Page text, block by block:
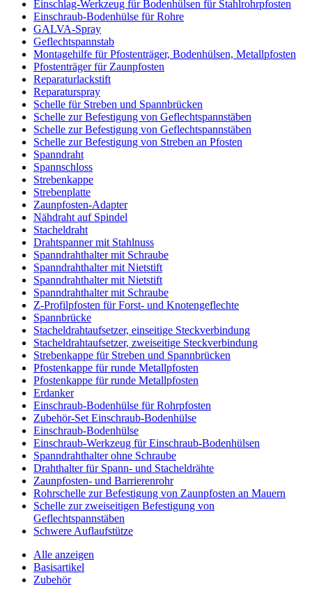
Einschlag-Werkzeug für Bodenhülsen für Stahlrohrpfosten
Einschraub-Bodenhülse für Rohre
GALVA-Spray
Geflechtspannstab
Montagehilfe für Pfostenträger, Bodenhülsen, Metallpfosten
Pfostenträger für Zaunpfosten
Reparaturlackstift
Reparaturspray
Schelle für Streben und Spannbrücken
Schelle zur Befestigung von Geflechtspannstäben
Schelle zur Befestigung von Geflechtspannstäben
Schelle zur Befestigung von Streben an Pfosten
Spanndraht
Spannschloss
Strebenkappe
Strebenplatte
Zaunpfosten-Adapter
Nähdraht auf Spindel
Stacheldraht
Drahtspanner mit Stahlnuss
Spanndrahthalter mit Schraube
Spanndrahthalter mit Nietstift
Spanndrahthalter mit Nietstift
Spanndrahthalter mit Schraube
Z-Profilpfosten für Forst- und Knotengeflechte
Spannbrücke
Stacheldrahtaufsetzer, einseitige Steckverbindung
Stacheldrahtaufsetzer, zweiseitige Steckverbindung
Strebenkappe für Streben und Spannbrücken
Pfostenkappe für runde Metallpfosten
Pfostenkappe für runde Metallpfosten
Erdanker
Einschraub-Bodenhülse für Rohrpfosten
Zubehör-Set Einschraub-Bodenhülse
Einschraub-Bodenhülse
Einschraub-Werkzeug für Einschraub-Bodenhülsen
Spanndrahthalter ohne Schraube
Drahthalter für Spann- und Stacheldrähte
Zaunpfosten- und Barrierenrohr
Rohrschelle zur Befestigung von Zaunpfosten an Mauern
Schelle zur zweiseitigen Befestigung von
Geflechtspannstäben
Schwere Auflaufstütze
Alle anzeigen
Basisartikel
Zubehör